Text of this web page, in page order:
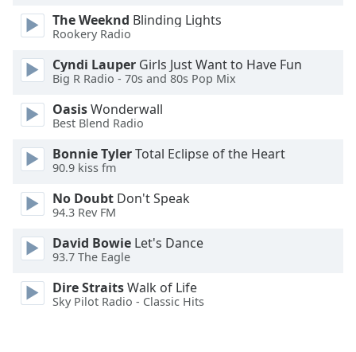
Family
Reset
Done
Close
Modal
Dialog
dialog
window.
The Weeknd Blinding Lights
Rookery Radio
Cyndi Lauper Girls Just Want to Have Fun
Big R Radio - 70s and 80s Pop Mix
OasisWonderwall
Best Blend Radio
Bonnie TylerTotal Eclipse of the Heart
90.9 kiss fm
No Doubt Don't Speak
94.3 Rev FM
David Bowie Let's Dance
93.7 The Eagle
Dire StraitsWalk of Life
Sky Pilot Radio - Classic Hits